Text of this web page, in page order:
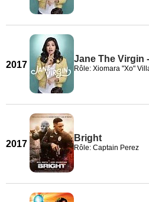
2017
Jane The Virgin
Rôle: Xiomara "Xo"
2017
Bright
Rôle: Captain Perez